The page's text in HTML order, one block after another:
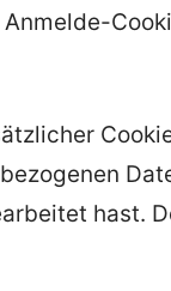
hast.